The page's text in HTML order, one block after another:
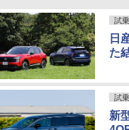
試
日
た
試
新